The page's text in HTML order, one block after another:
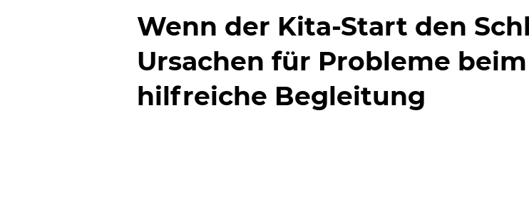
Wenn der Kita-Start den
Ursachen für Probleme
hilfreiche Begleitung